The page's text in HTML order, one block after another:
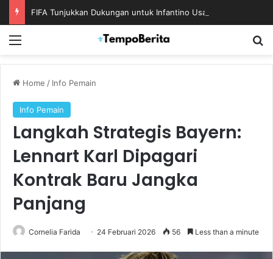
Home / Info Pemain
Info Pemain
Langkah Strategis Bayern:
Lennart Karl Dipagari
Kontrak Baru Jangka
Panjang
Cornelia Farida 24 Februari 2026 56 Less than a minute